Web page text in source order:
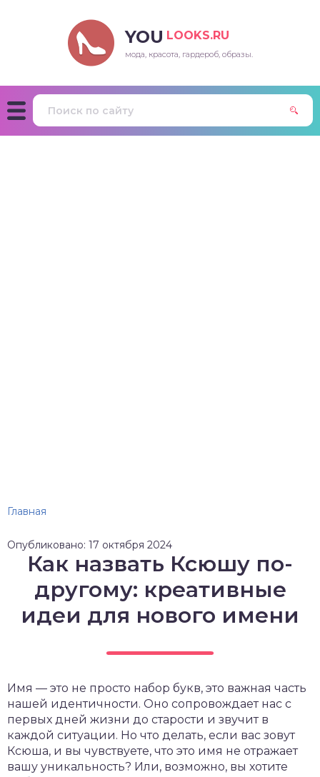
YOU LOOKS.RU
мода, красота, гардероб, образы.
Главная
Опубликовано: 17 октября 2024
Как назвать Ксюшу по-
другому: креативные
идеи для нового имени
Имя — это не просто набор букв, это важная часть
нашей идентичности. Оно сопровождает нас с
первых дней жизни до старости и звучит в
каждой ситуации. Но что делать, если вас зовут
Ксюша, и вы чувствуете, что это имя не отражает
вашу уникальность? Или, возможно, вы хотите